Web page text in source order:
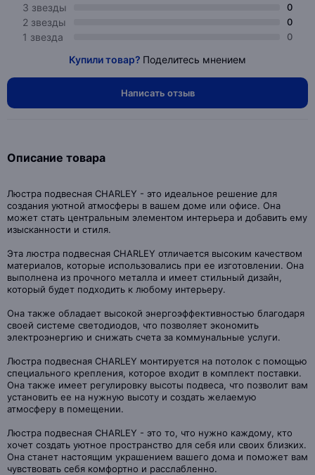
3 звезды 0
2 звезды 0
1 звезда 0
Купили товар? Поделитесь мнением
Написать отзыв
Описание товара
Люстра подвесная CHARLEY - это идеальное решение для
создания уютной атмосферы в вашем доме или офисе. Она
может стать центральным элементом интерьера и добавить ему
изысканности и стиля.
Эта люстра подвесная CHARLEY отличается высоким качеством
материалов, которые использовались при ее изготовлении. Она
выполнена из прочного металла и имеет стильный дизайн,
который будет подходить к любому интерьеру.
Она также обладает высокой энергоэффективностью благодаря
своей системе светодиодов, что позволяет экономить
электроэнергию и снижать счета за коммунальные услуги.
Люстра подвесная CHARLEY монтируется на потолок с помощью
специального крепления, которое входит в комплект поставки.
Она также имеет регулировку высоты подвеса, что позволит вам
установить ее на нужную высоту и создать желаемую
атмосферу в помещении.
Люстра подвесная CHARLEY - это то, что нужно каждому, кто
хочет создать уютное пространство для себя или своих близких.
Она станет настоящим украшением вашего дома и поможет вам
чувствовать себя комфортно и расслабленно.